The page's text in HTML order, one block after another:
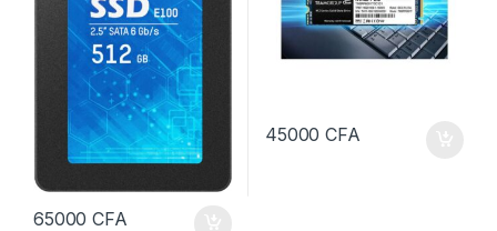
65000CFA
45000CFA